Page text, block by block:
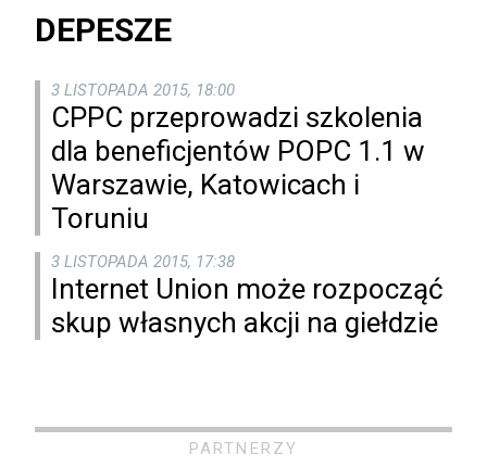
DEPESZE
3 LISTOPADA 2015, 18:00
CPPC przeprowadzi szkolenia
dla beneficjentów POPC 1.1 w
Warszawie, Katowicach i
Toruniu
3 LISTOPADA 2015, 17:38
Internet Union może rozpocząć
skup własnych akcji na giełdzie
PARTNERZY